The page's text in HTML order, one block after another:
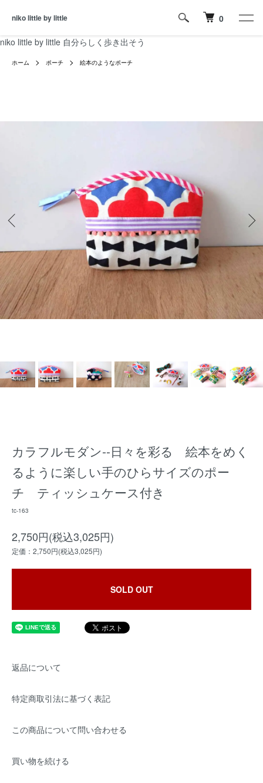
niko little by little 自分らしく歩き出そう
niko little by little 0
ホーム ポーチ 絵本のようなポーチ
カラフルモダン--日々を彩る 絵本をめく
るように楽しい手のひらサイズのポー
チ ティッシュケース付き
tc-163
2,750円(税込3,025円)
定価：2,750円(税込3,025円)
SOLD OUT
返品について
特定商取引法に基づく表記
この商品について問い合わせる
買い物を続ける